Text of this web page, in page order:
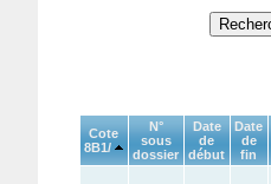
Cote
8B1/
N°
sous
dossier
Date
de
début
Date
de
fin